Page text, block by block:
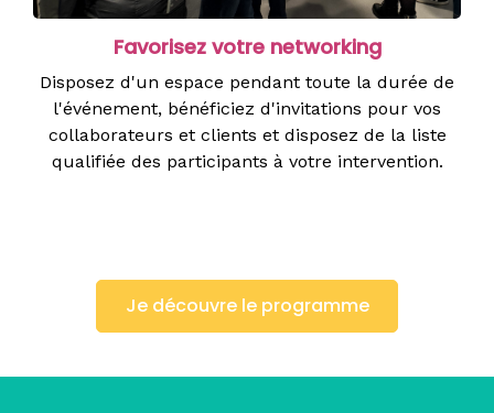
Favorisez votre networking
Disposez d'un espace pendant toute la durée de
l'événement, bénéficiez d'invitations pour vos
collaborateurs et clients et disposez de la liste
qualifiée des participants à votre intervention.
Je découvre le programme